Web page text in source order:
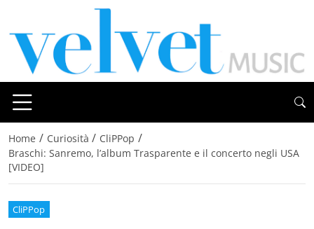
Home / Curiosità / CliPPop /
Braschi: Sanremo, l’album Trasparente e il concerto negli USA
[VIDEO]
CliPPop